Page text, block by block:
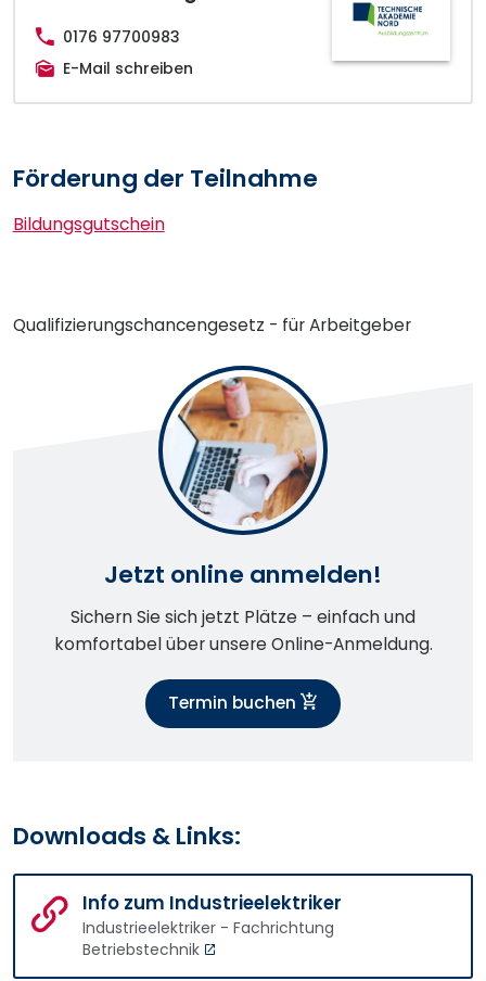
0176 97700983
E-Mail schreiben
Förderung der Teilnahme
Bildungsgutschein
Qualifizierungschancengesetz - für Arbeitgeber
Jetzt online anmelden!
Sichern Sie sich jetzt Plätze – einfach und
komfortabel über unsere Online-Anmeldung.
Termin buchen
Downloads & Links:
Info zum Industrieelektriker
Industrieelektriker - Fachrichtung
Betriebstechnik